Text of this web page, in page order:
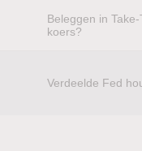
Beleggen in
koers?
Verdeelde Fed